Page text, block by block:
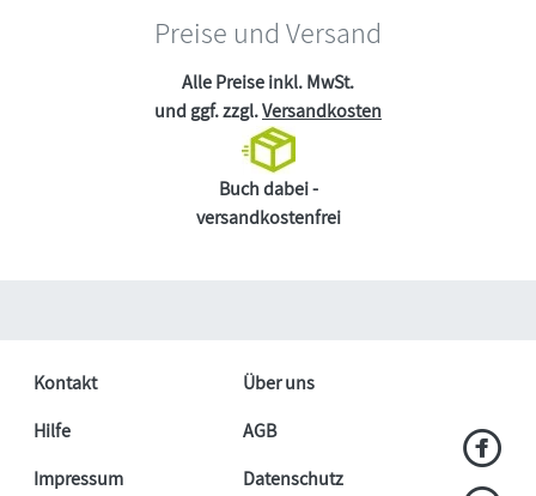
Preise und Versand
Alle Preise inkl. MwSt.
und ggf. zzgl.Versandkosten
Buch dabei -
versandkostenfrei
Kontakt
Über uns
Hilfe
AGB
Impressum
Datenschutz